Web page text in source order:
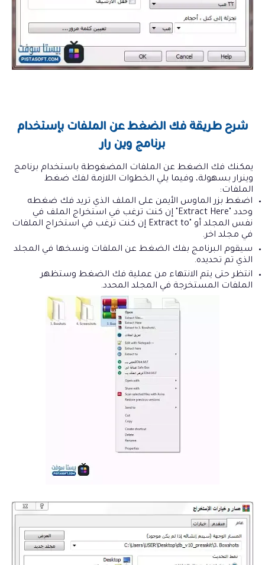
شرح طريقة فك الضغط عن الملفات بإستخدام
برنامج وين رار
يمكنك فك الضغط عن الملفات المضغوطة باستخدام برنامج
وينرار بسهولة، وفيما يلي الخطوات اللازمة لفك ضغط
الملفات:
اضغط بزر الماوس الأيمن على الملف الذي تريد فك ضغطه
وحدد "Extract Here" إن كنت ترغب في استخراج الملف في
نفس المجلد أو "Extract to إن كنت ترغب في استخراج الملفات
في مجلد اخر.
سيقوم البرنامج بفك الضغط عن الملفات ونسخها في المجلد
الذي تم تحديده.
انتظر حتى يتم الانتهاء من عملية فك الضغط وستظهر
الملفات المستخرجة في المجلد المحدد.